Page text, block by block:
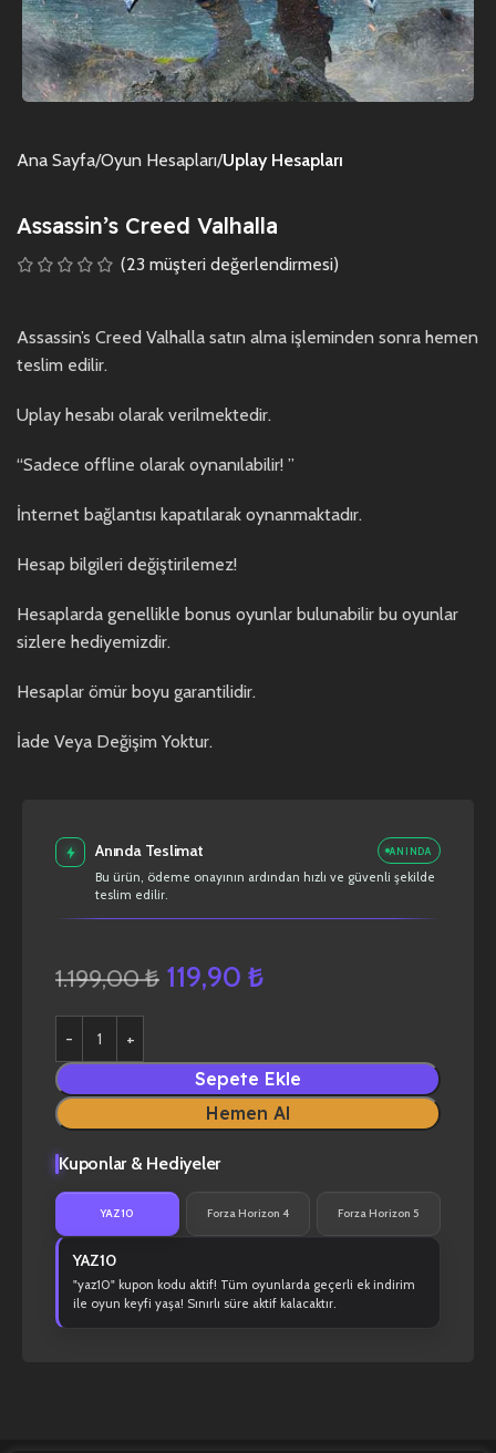
Ana Sayfa Oyun Hesapları Uplay Hesapları
Assassin’s Creed Valhalla
(23 müşteri değerlendirmesi)
Assassin’s Creed Valhalla satın alma işleminden sonra hemen
teslim edilir.
Uplay hesabı olarak verilmektedir.
“Sadece offline olarak oynanılabilir! ”
İnternet bağlantısı kapatılarak oynanmaktadır.
Hesap bilgileri değiştirilemez!
Hesaplarda genellikle bonus oyunlar bulunabilir bu oyunlar
sizlere hediyemizdir.
Hesaplar ömür boyu garantilidir.
İade Veya Değişim Yoktur.
Anında Teslimat ANINDA
Bu ürün, ödeme onayının ardından hızlı ve güvenli şekilde
teslim edilir.
1.199,00₺ 119,90 ₺
Sepete Ekle
Hemen Al
Kuponlar & Hediyeler
YAZ10 Forza Horizon 4 Forza Horizon 5
YAZ10
"yaz10" kupon kodu aktif! Tüm oyunlarda geçerli ek indirim
ile oyun keyfi yaşa! Sınırlı süre aktif kalacaktır.